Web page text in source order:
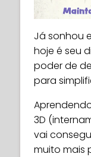
Já sonhou
hoje é seu
poder de
para
3D
vai
muito mais